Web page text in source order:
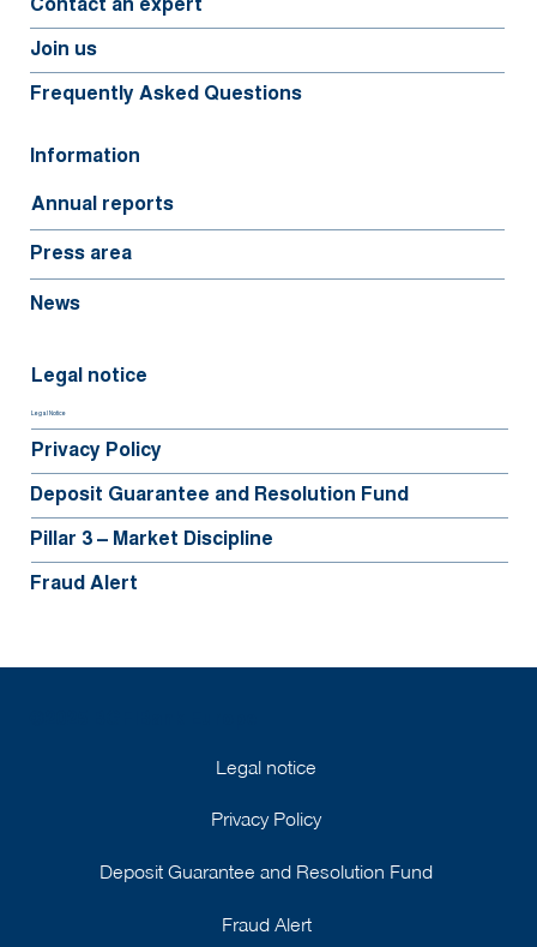
Legal notice
Privacy Policy
Deposit Guarantee and Resolution Fund
Fraud Alert
Contact an expert
Join us
Frequently Asked Questions
Information
Annual reports
Press area
News
Legal notice
Legal Notice
Privacy Policy
Deposit Guarantee and Resolution Fund
Pillar 3 – Market Discipline
Fraud Alert